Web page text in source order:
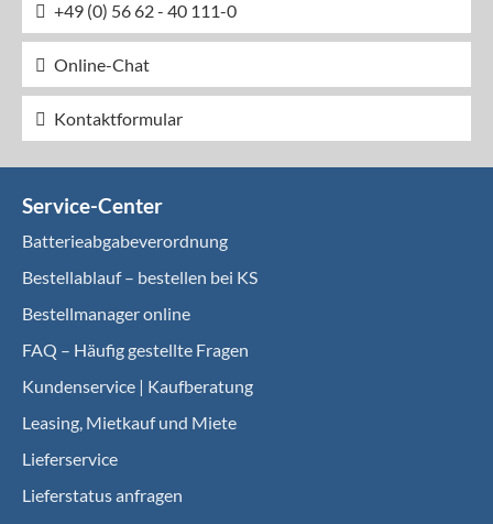
+49 (0) 56 62 - 40 111-0
Online-Chat
Kontaktformular
Service-Center
Batterieabgabeverordnung
Bestellablauf – bestellen bei KS
Bestellmanager online
FAQ – Häufig gestellte Fragen
Kundenservice | Kaufberatung
Leasing, Mietkauf und Miete
Lieferservice
Lieferstatus anfragen